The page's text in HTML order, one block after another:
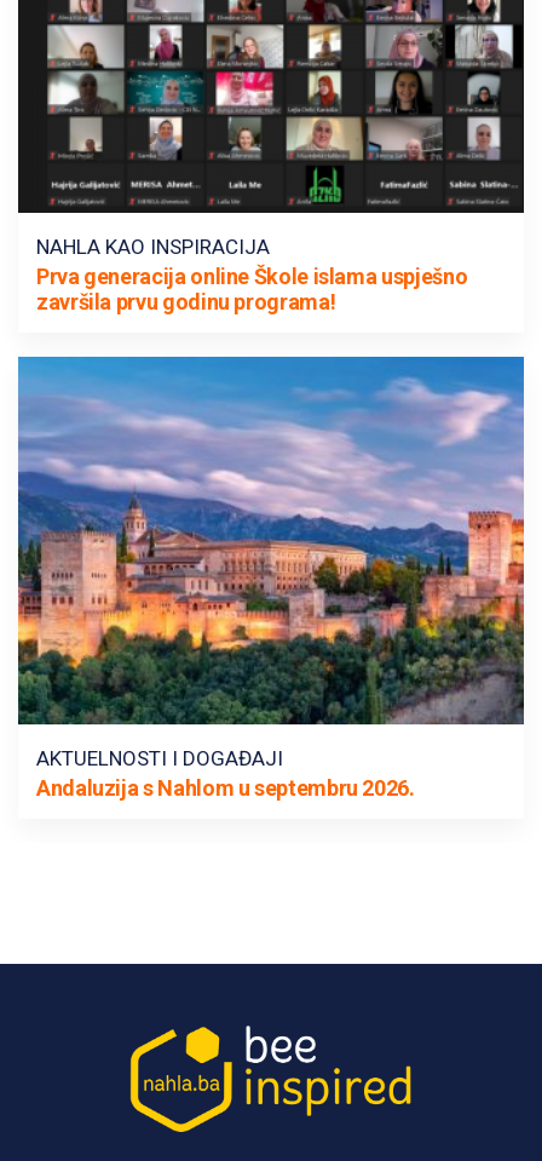
NAHLA KAO INSPIRACIJA
Prva generacija online Škole islama uspješno
završila prvu godinu programa!
AKTUELNOSTI I DOGAĐAJI
Andaluzija s Nahlom u septembru 2026.